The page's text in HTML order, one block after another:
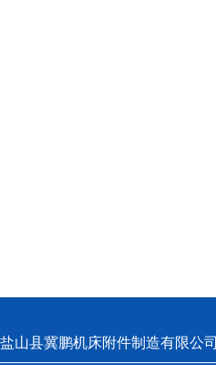
盐山县冀鹏机床附件制造有限公司